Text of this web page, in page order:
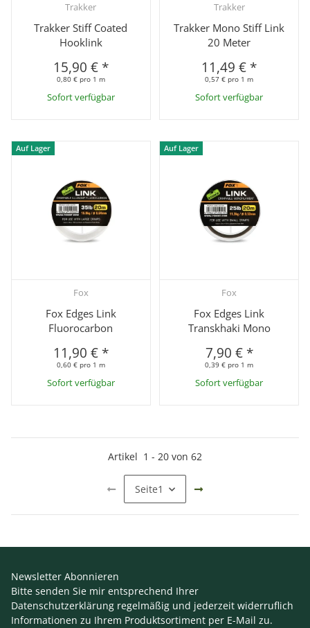
Trakker
Trakker Stiff Coated
Hooklink
15,90 € *
0,80 € pro 1 m
Sofort verfügbar
Trakker
Trakker Mono Stiff Link
20 Meter
11,49 € *
0,57 € pro 1 m
Sofort verfügbar
Auf Lager
Fox
Fox Edges Link
Fluorocarbon
11,90 € *
0,60 € pro 1 m
Sofort verfügbar
Auf Lager
Fox
Fox Edges Link
Transkhaki Mono
7,90 € *
0,39 € pro 1 m
Sofort verfügbar
Artikel 1 - 20 von 62
Seite1
Newsletter Abonnieren
Bitte senden Sie mir entsprechend Ihrer
Datenschutzerklärung regelmäßig und jederzeit widerruflich
Informationen zu Ihrem Produktsortiment per E-Mail zu.